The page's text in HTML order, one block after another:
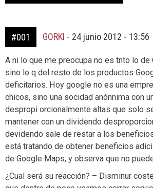
#001 GORKI - 24 junio 2012 - 13:56
A ni lo que me preocupa no es tnto lo de
sino lo q del resto de los productos
deficitarios. Hoy google no es una
chicos, sino una socidad anónnima con
despropi orcionalmente altas que solo
mantener con un dividendo
devidendo sale de restar a los
está tratando de obtener beneficios
de Google Maps, y observa que no
¿Cual será su reacción? – Disminur